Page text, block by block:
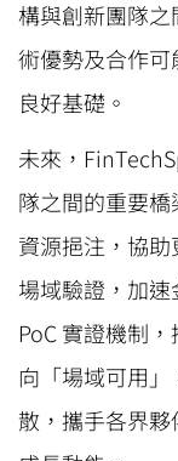
構與創新團隊
術優勢及合作
良好基礎。
未來，
隊之間的重要
資源挹注，協
場域驗證，加
PoC 實證機制
向「場域可用
散，攜手各界